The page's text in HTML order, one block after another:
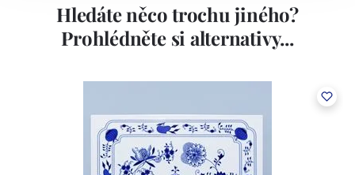
Hledáte něco trochu jiného?
Prohlédněte si alternativy...